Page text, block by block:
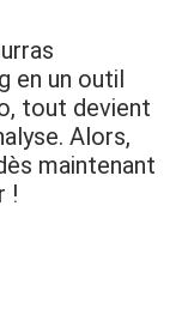
en un outil
tout devient
Alors,
maintenant
!